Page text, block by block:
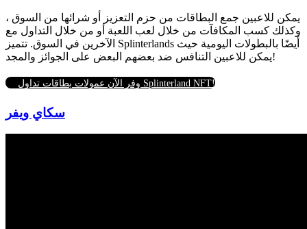
يمكن للاعبين جمع البطاقات من حزم التعزيز أو شرائها من السوق ،
وكذلك كسب المكافآت من خلال لعب اللعبة أو من خلال التداول مع
الآخرين في السوق. تتميز Splinterlands أيضًا بالبطولات اليومية حيث
يمكن للاعبين التنافس ضد بعضهم البعض على الجوائز والمجد!
وفر الآن عمولات بطاقات تداول Splinterland NFT!
سكاي ويفر